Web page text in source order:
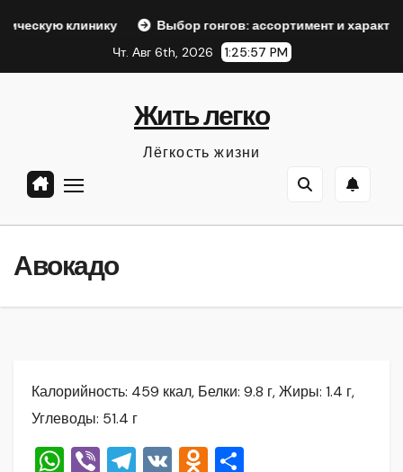
Выбор гонгов: ассортимент и характеристики
Чт. Авг 6th, 2026
1:25:58 PM
Жить легко
Лёгкость жизни
Авокадо
Калорийность: 459 ккал, Белки: 9.8 г, Жиры: 1.4 г,
Углеводы: 51.4 г
W Vi T V O